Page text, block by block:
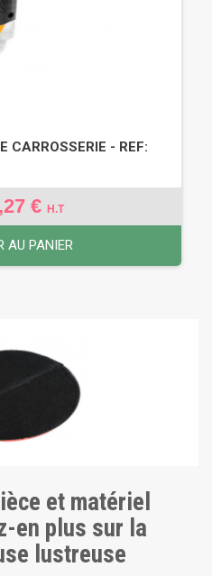
CARROSSERIE - REF:
€ H.T
AU PANIER
et matériel
en plus sur la
lustreuse